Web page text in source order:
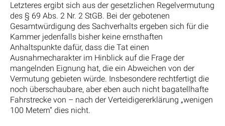
Letzteres ergibt sich aus der gesetzlichen Regelvermutung
des § 69 Abs. 2 Nr. 2 StGB. Bei der gebotenen
Gesamtwürdigung des Sachverhalts ergeben sich für die
Kammer jedenfalls bisher keine ernsthaften
Anhaltspunkte dafür, dass die Tat einen
Ausnahmecharakter im Hinblick auf die Frage der
mangelnden Eignung hat, die ein Abweichen von der
Vermutung gebieten würde. Insbesondere rechtfertigt die
noch überschaubare, aber eben auch nicht bagatellhafte
Fahrstrecke von – nach der Verteidigererklärung „wenigen
100 Metern“ dies nicht.